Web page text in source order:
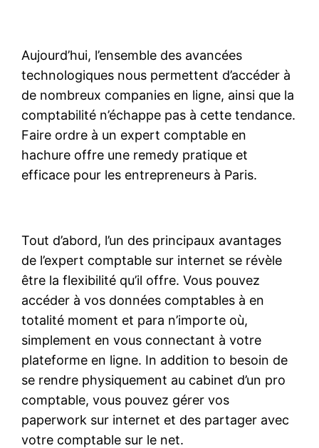
Aujourd’hui, l’ensemble des avancées
technologiques nous permettent d’accéder à
de nombreux companies en ligne, ainsi que la
comptabilité n’échappe pas à cette tendance.
Faire ordre à un expert comptable en
hachure offre une remedy pratique et
efficace pour les entrepreneurs à Paris.
Tout d’abord, l’un des principaux avantages
de l’expert comptable sur internet se révèle
être la flexibilité qu’il offre. Vous pouvez
accéder à vos données comptables à en
totalité moment et para n’importe où,
simplement en vous connectant à votre
plateforme en ligne. In addition to besoin de
se rendre physiquement au cabinet d’un pro
comptable, vous pouvez gérer vos
paperwork sur internet et des partager avec
votre comptable sur le net.